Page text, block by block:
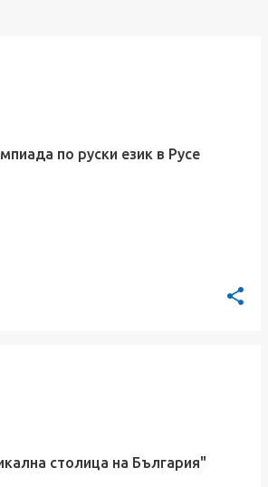
по руски език в Русе
столица на България"